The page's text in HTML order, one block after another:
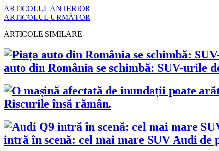
ARTICOLUL ANTERIOR
ARTICOLUL URMĂTOR
ARTICOLE SIMILARE
auto din România se schimbă: SUV-urile
Riscurile însă rămân.
intră în scenă: cel mai mare SUV Audi de